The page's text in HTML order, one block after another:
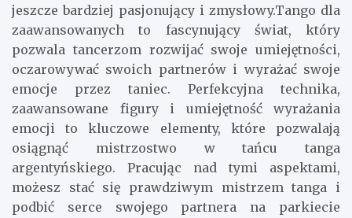
jeszcze bardziej pasjonujący i zmysłowy.Tango dla
zaawansowanych to fascynujący świat, który
pozwala tancerzom rozwijać swoje umiejętności,
oczarowywać swoich partnerów i wyrażać swoje
emocje przez taniec. Perfekcyjna technika,
zaawansowane figury i umiejętność wyrażania
emocji to kluczowe elementy, które pozwalają
osiągnąć mistrzostwo w tańcu tanga
argentyńskiego. Pracując nad tymi aspektami,
możesz stać się prawdziwym mistrzem tanga i
podbić serce swojego partnera na parkiecie